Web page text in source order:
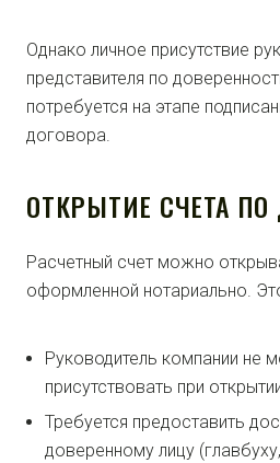
Однако личное присутствие
представителя по
потребуется на этапе
договора.
ОТКРЫТИЕ СЧЕТА
Расчетный счет можно
оформленной нотариально.
Руководитель компании не
присутствовать при
Требуется предоставить
доверенному лицу